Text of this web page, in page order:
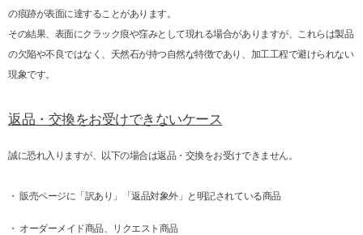
の痕跡が表面に達することがあります。
その結果、表面にクラック痕や窪みとして現れる場合がありますが、これらは製品
の欠陥や不良ではなく、天然石が持つ自然な特徴であり、加工工程で避けられない
現象です。
返品・交換をお受けできないケース
誠に恐れ入りますが、以下の場合は返品・交換をお受けできません。
・ 販売ページに「訳あり」「返品対象外」と明記されている商品
・ オーダーメイド商品、リクエスト商品